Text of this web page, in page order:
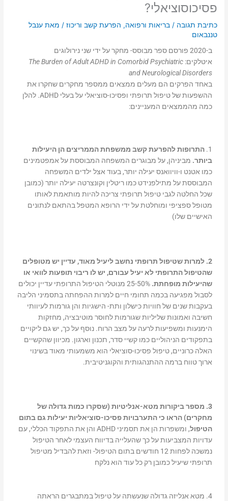
פסיכוסוציאלי?
כתיבת תגובה /בריאות ורפואה, הפרעת קשב וריכוז / מאתענבל
טננבאום
ב-2020 פורסם ספר מבוסס- מחקר על ידי שני נירולוגים
איטלקים: The Burden of Adult ADHD in Comorbid Psychiatric
and Neurological Disorders
באחד הפרקים הם מעלים ממצאים ממספר מחקרים שחקרו את
ההשפעות של טיפול תרופתי ופסיכו-סוציאלי על בעלי ADHD. להלן
כמה מהממצאים המעניינים:
1. התרופות להפרעת קשב ממשפחת הממריצים הן היעילות
ביותר. מביניהן, על מבוגרים המשפחה המבוססת על אמפטמינים
כמו אטנט ו-וויוואנס יעילה יותר, בעוד אצל ילדים המשפחה
המבוססת על מתילפנידט כמו ריטלין וקונצרטה יעילה יותר (כמובן
שכל החלטה לגבי טיפול תרופתי צריכה להיות מותאמת לאותו
מטופל ספציפי ומוחלטת על ידי הרופא המטפל בהתאם לנתונים
האישיים שלו)
2. למרות שטיפול תרופתי נחשב ליעיל מאוד, עדיין יש מטופלים
שהטיפול התרופתי לא יעיל עבורם, יש לו ריבוי תופעות לוואי או
שהיעילות מופחתת.
25-50% מנוטלי הטיפול התרופתי עדיין יכולים
לסבול מפגיעה בכמה תחומי חיים למרות ההפחתה בתסמיני הליבה
בעקבות שנים של חוויות כישלון ותת- הישגיות והן גורמות לעיוותי
חשיבה ואמונות שליליות שגורמות לחוסר מוטיבציה, מחזקות
הימנעות ומשפיעות לרעה על מצב הרוח. נוסף על כך, יש גם ליקויים
בתפקודים הניהוליים כמו קשיי סדר, תכנון וארגון. מכיוון שהקשיים
האלה כרוניים, טיפול פסיכו-סוציאלי הוא משמעותי מאוד בשינוי
ארוך טווח ברמה ההתנהגותית והקוגניטיבית.
3. מספר ביקורות מטא-אנליטיות (שסקרו כמות גדולה של
מחקרים) הראו כי התערבויות פסיכו-סוציאליות יעילות גם בתום
הטיפול
, ומשפרות הן את תסמיני ADHD והן את התפקוד הכללי, עם
עדויות המצביעות על כך שהעלייה בדיווח העצמי לאחר הטיפול
נמשכה לפחות 12 חודשים בתום הטיפול- וזאת להבדיל מטיפול
תרופתי שיעיל כמובן רק כל עוד הוא נלקח
4. מטא אנליזה גדולה שנעשתה על טיפול במתבגרים הראתה